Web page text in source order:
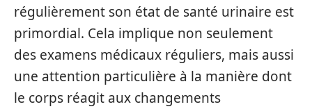
régulièrement son état de santé urinaire est
primordial. Cela implique non seulement
des examens médicaux réguliers, mais aussi
une attention particulière à la manière dont
le corps réagit aux changements